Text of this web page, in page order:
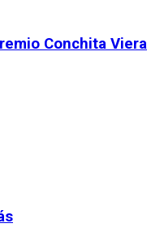
Conchita Viera